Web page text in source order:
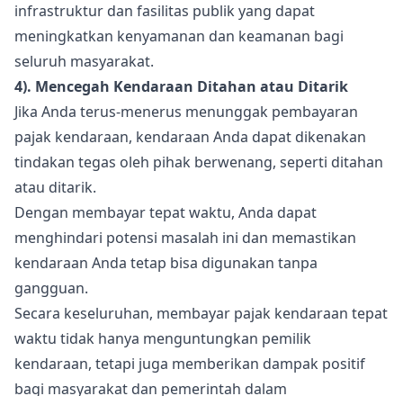
infrastruktur dan fasilitas publik yang dapat
meningkatkan kenyamanan dan keamanan bagi
seluruh masyarakat.
4). Mencegah Kendaraan Ditahan atau Ditarik
Jika Anda terus-menerus menunggak pembayaran
pajak kendaraan, kendaraan Anda dapat dikenakan
tindakan tegas oleh pihak berwenang, seperti ditahan
atau ditarik.
Dengan membayar tepat waktu, Anda dapat
menghindari potensi masalah ini dan memastikan
kendaraan Anda tetap bisa digunakan tanpa
gangguan.
Secara keseluruhan, membayar pajak kendaraan tepat
waktu tidak hanya menguntungkan pemilik
kendaraan, tetapi juga memberikan dampak positif
bagi masyarakat dan pemerintah dalam